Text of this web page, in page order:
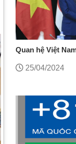
Quan hệ Việt
25/04/2024